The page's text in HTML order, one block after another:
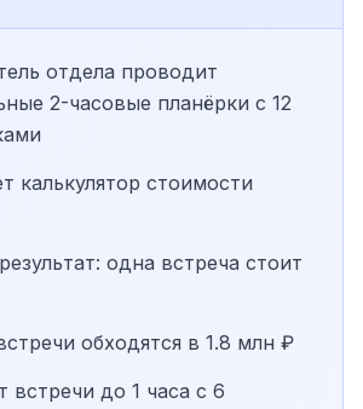
отдела проводит
2-часовые планёрки с 12
калькулятор стоимости
одна встреча стоит
обходятся в 1.8 млн ₽
встречи до 1 часа с 6